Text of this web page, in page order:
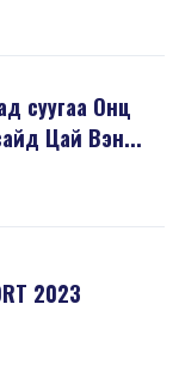
суугаа Онц
сайд Цай Вэн...
2023